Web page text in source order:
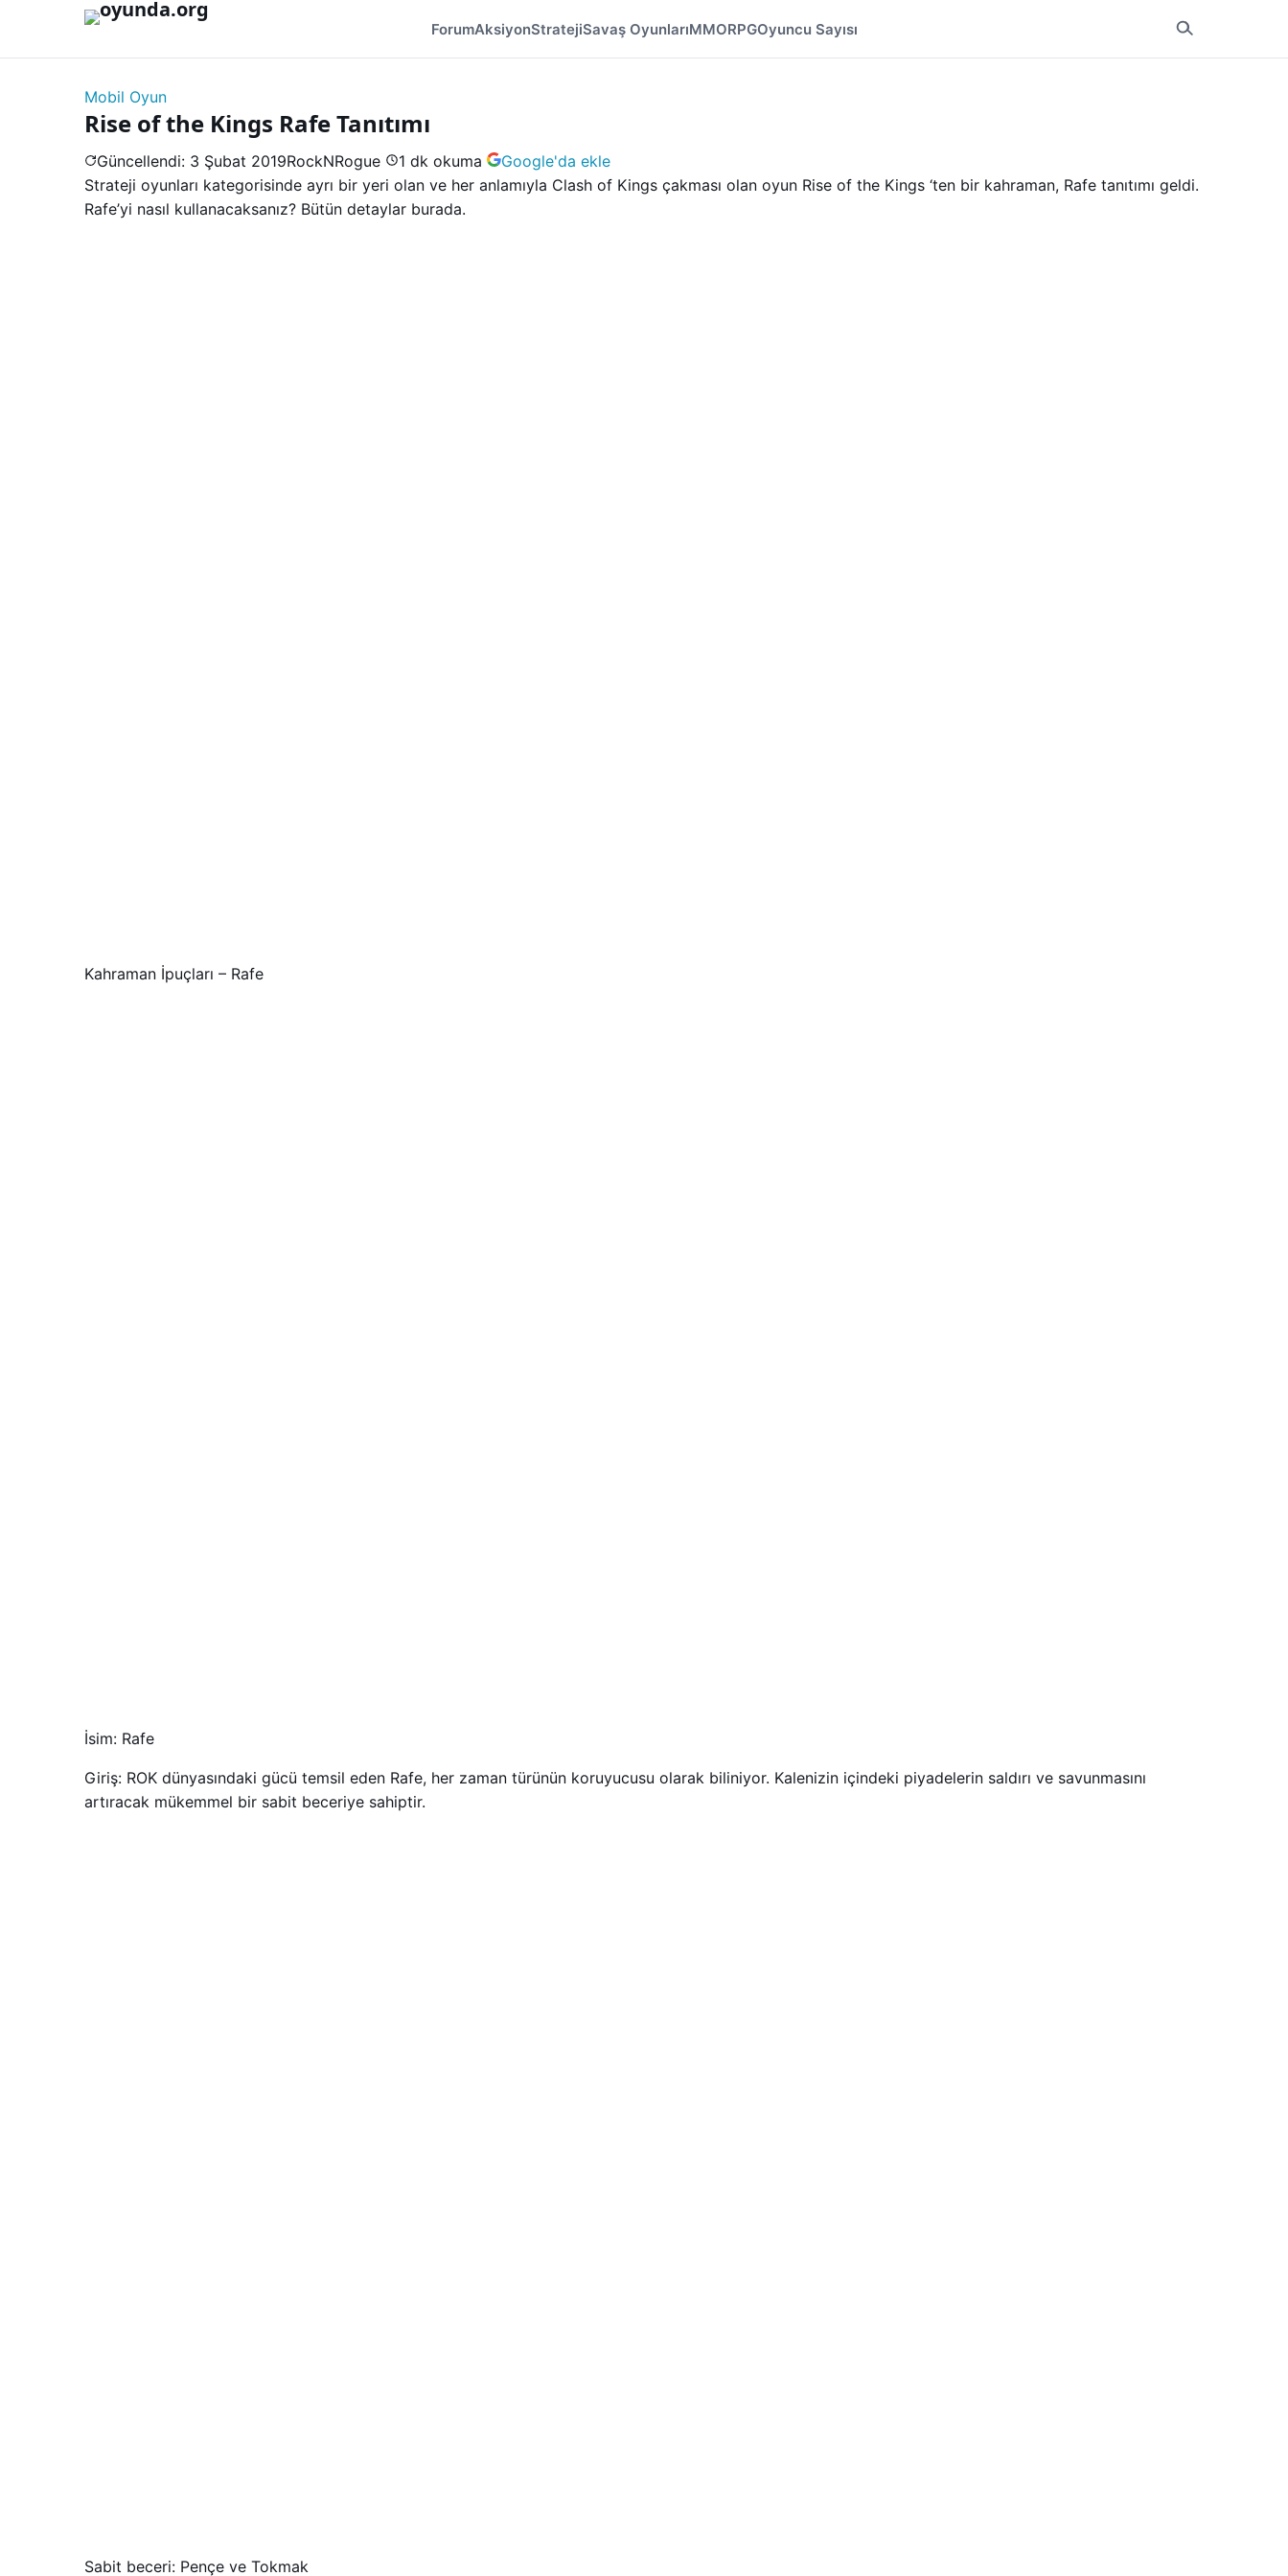
ForumAksiyonStratejiSavaş OyunlarıMMORPGOyuncu Sayısı
Mobil Oyun
Rise of the Kings Rafe Tanıtımı
Güncellendi: 3 Şubat 2019RockNRogue 1 dk okuma
Google'da ekle
Strateji oyunları kategorisinde ayrı bir yeri olan ve her anlamıyla Clash of Kings çakması olan oyun Rise of the Kings ‘ten bir kahraman, Rafe tanıtımı geldi.
Rafe’yi nasıl kullanacaksanız? Bütün detaylar burada.
Kahraman İpuçları – Rafe
İsim: Rafe
Giriş: ROK dünyasındaki gücü temsil eden Rafe, her zaman türünün koruyucusu olarak biliniyor. Kalenizin içindeki piyadelerin saldırı ve savunmasını
artıracak mükemmel bir sabit beceriye sahiptir.
Sabit beceri: Pençe ve Tokmak